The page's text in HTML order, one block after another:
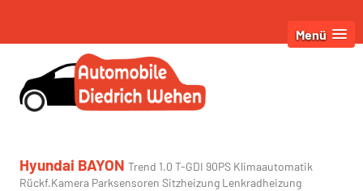
Menü
Hyundai BAYON Trend 1.0 T-GDI 90PS Klimaautomatik
Rückf.Kamera Parksensoren Sitzheizung Lenkradheizung